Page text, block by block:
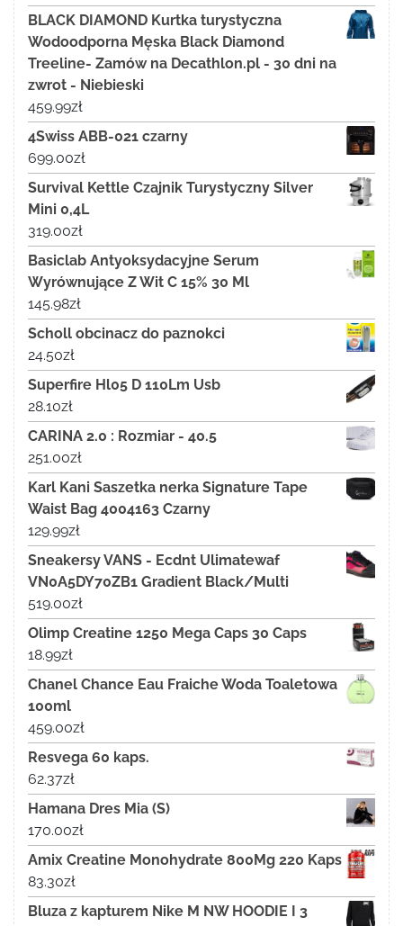
BLACK DIAMOND Kurtka turystyczna
Wodoodporna Męska Black Diamond
Treeline- Zamów na Decathlon.pl - 30 dni na
zwrot - Niebieski
459.99zł
4Swiss ABB-021 czarny
699.00zł
Survival Kettle Czajnik Turystyczny Silver
Mini 0,4L
319.00zł
Basiclab Antyoksydacyjne Serum
Wyrównujące Z Wit C 15% 30 Ml
145.98zł
Scholl obcinacz do paznokci
24.50zł
Superfire Hl05 D 110Lm Usb
28.10zł
CARINA 2.0 : Rozmiar - 40.5
251.00zł
Karl Kani Saszetka nerka Signature Tape
Waist Bag 4004163 Czarny
129.99zł
Sneakersy VANS - Ecdnt Ulimatewaf
VN0A5DY70ZB1 Gradient Black/Multi
519.00zł
Olimp Creatine 1250 Mega Caps 30 Caps
18.99zł
Chanel Chance Eau Fraiche Woda Toaletowa
100ml
459.00zł
Resvega 60 kaps.
62.37zł
Hamana Dres Mia (S)
170.00zł
Amix Creatine Monohydrate 800Mg 220 Kaps
83.30zł
Bluza z kapturem Nike M NW HOODIE I 3